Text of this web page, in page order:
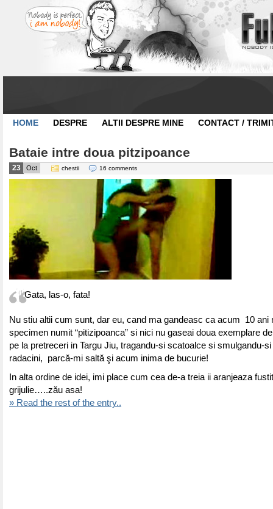
HOME DESPRE ALTII DESPRE MINE CONTACT /
Bataie intre doua pitzipoance
23 Oct chestii 16 comments
Gata, las-o, fata!
Nu stiu altii cum sunt, dar eu, cand ma gandeasc ca acum 10 ani
specimen numit “pitizipoanca” si nici nu gaseai doua exemplare
pe la pretreceri in Targu Jiu, tragandu-si scatoalce si smulgandu-si
radacini, parcă-mi saltă şi acum inima de bucurie!
In alta ordine de idei, imi place cum cea de-a treia ii aranjeaza
grijulie…..zău asa!
» Read the rest of the entry..